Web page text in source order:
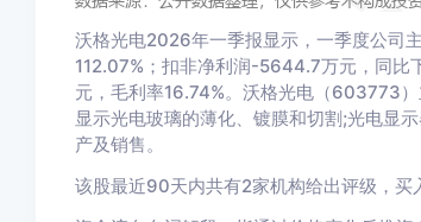
沃格光电2026年一季报显示，一季度公司
112.07%；扣非净利润-5644.7万元，同
元，毛利率16.74%。沃格光电（603773
显示光电玻璃的薄化、镀膜和切割;光电显
产及销售。
该股最近90天内共有2家机构给出评级，买